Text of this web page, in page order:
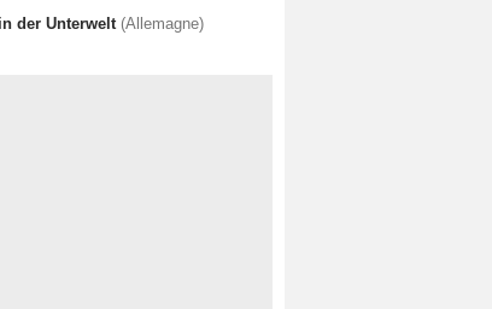
der Unterwelt (Allemagne)